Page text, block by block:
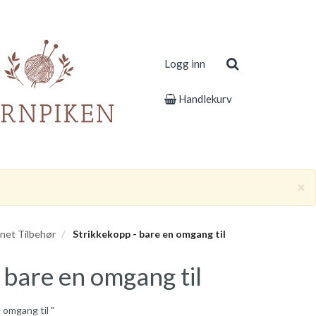
Logg inn
Handlekurv
×
Tilbehør Strikkekopp - bare en omgang til
en omgang til
til "